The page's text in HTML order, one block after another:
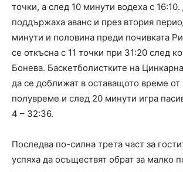
точки, а след 10 минути водеха с
поддържаха аванс и през втория
минути и половина преди почивката
се откъсна с 11 точки при 31:20 след
Бонева. Баскетболистките на
да се доближат в оставащото време от
полувреме и след 20 минути игра
4 – 32:36.
Последва по-силна трета част за
успяха да осъществят обрат за малко